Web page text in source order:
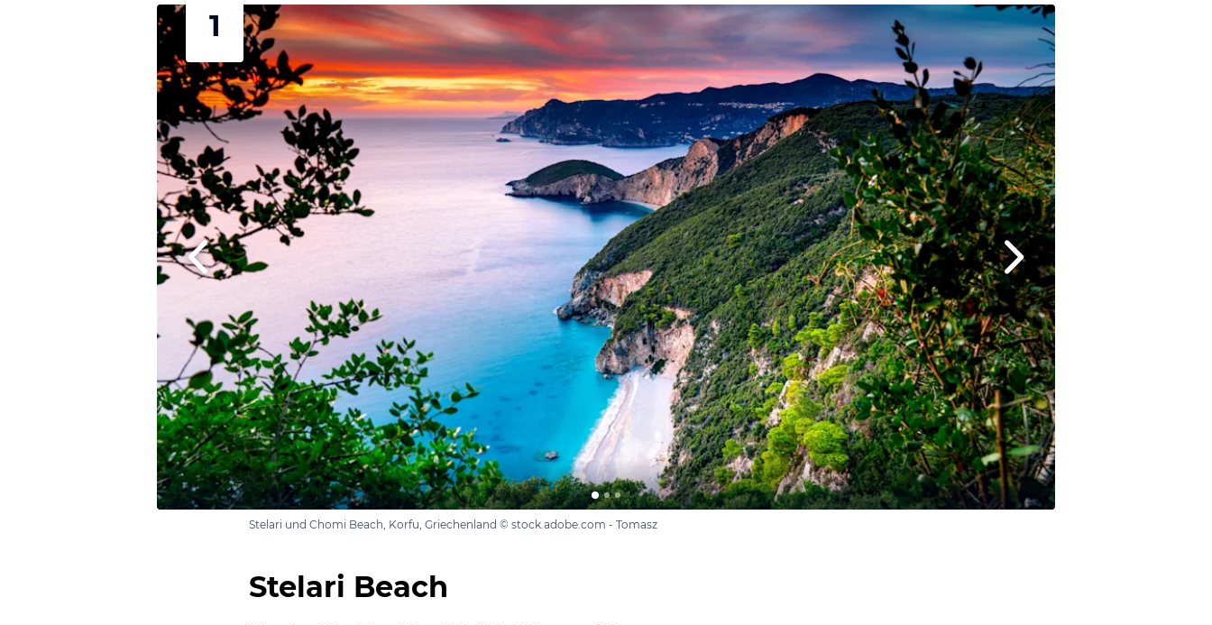
1
Stelari und Chomi Beach, Korfu, Griechenland © stock.adobe.com - Tomasz
Stelari Beach